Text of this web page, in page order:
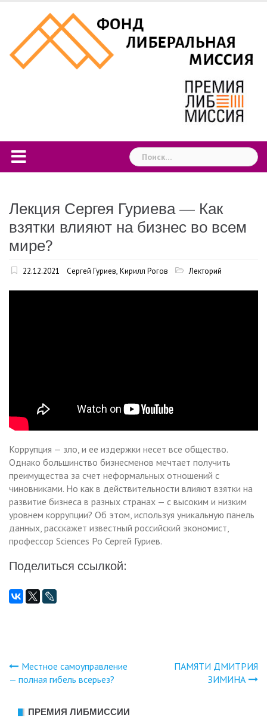
content
Найти:
Лекция Сергея Гуриева — Как
взятки влияют на бизнес во всем
мире?
22.12.2021 Сергей Гуриев, Кирилл Рогов Лекторий
Коррупция — зло, и ее издержки несет все общество.
Однако большинство бизнесменов мечтает получить
преимущества за счет неформальных отношений с
чиновниками. Но как в действительности влияют взятки на
развитие бизнеса в разных странах — с высоким и низким
уровнем коррупции? Об этом, используя уникальную панель
данных, расскажет известный российский экономист,
профессор Sciences Po Сергей Гуриев.
Поделиться ссылкой:
Навигация
по
Местное самоуправление
— полная гибель всерьез?
ПАМЯТИ ДМИТРИЯ
ЗИМИНА
ПРЕМИЯ ЛИБМИССИИ